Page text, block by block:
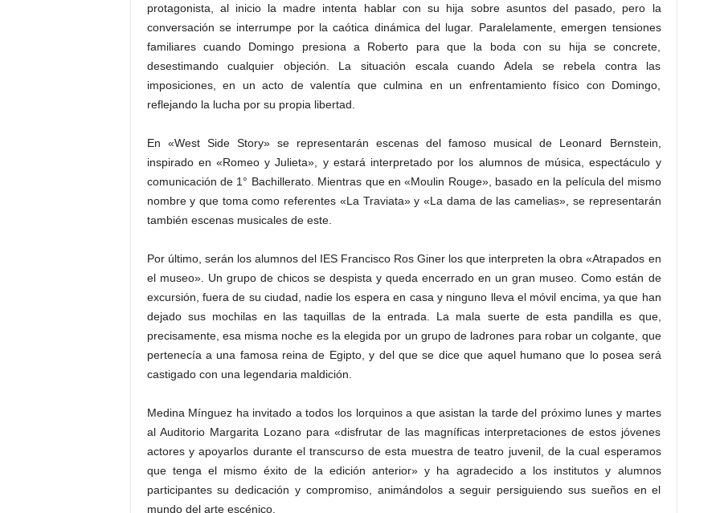
protagonista, al inicio la madre intenta hablar con su hija sobre asuntos del pasado, pero la
conversación se interrumpe por la caótica dinámica del lugar. Paralelamente, emergen tensiones
familiares cuando Domingo presiona a Roberto para que la boda con su hija se concrete,
desestimando cualquier objeción. La situación escala cuando Adela se rebela contra las
imposiciones, en un acto de valentía que culmina en un enfrentamiento físico con Domingo,
reflejando la lucha por su propia libertad.
En «West Side Story» se representarán escenas del famoso musical de Leonard Bernstein,
inspirado en «Romeo y Julieta», y estará interpretado por los alumnos de música, espectáculo y
comunicación de 1° Bachillerato. Mientras que en «Moulin Rouge», basado en la película del mismo
nombre y que toma como referentes «La Traviata» y «La dama de las camelias», se representarán
también escenas musicales de este.
Por último, serán los alumnos del IES Francisco Ros Giner los que interpreten la obra «Atrapados en
el museo». Un grupo de chicos se despista y queda encerrado en un gran museo. Como están de
excursión, fuera de su ciudad, nadie los espera en casa y ninguno lleva el móvil encima, ya que han
dejado sus mochilas en las taquillas de la entrada. La mala suerte de esta pandilla es que,
precisamente, esa misma noche es la elegida por un grupo de ladrones para robar un colgante, que
pertenecía a una famosa reina de Egipto, y del que se dice que aquel humano que lo posea será
castigado con una legendaria maldición.
Medina Mínguez ha invitado a todos los lorquinos a que asistan la tarde del próximo lunes y martes
al Auditorio Margarita Lozano para «disfrutar de las magníficas interpretaciones de estos jóvenes
actores y apoyarlos durante el transcurso de esta muestra de teatro juvenil, de la cual esperamos
que tenga el mismo éxito de la edición anterior» y ha agradecido a los institutos y alumnos
participantes su dedicación y compromiso, animándolos a seguir persiguiendo sus sueños en el
mundo del arte escénico.